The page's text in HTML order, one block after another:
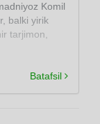
Komil
balki yirik
tarjimon,
Batafsil